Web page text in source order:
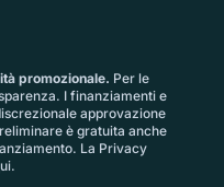
promozionale. Per le
. I finanziamenti e
approvazione
è gratuita anche
La Privacy